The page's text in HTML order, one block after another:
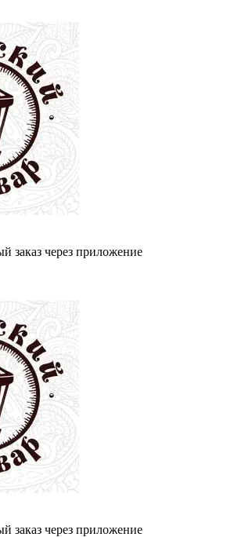
заказ через приложение
заказ через приложение